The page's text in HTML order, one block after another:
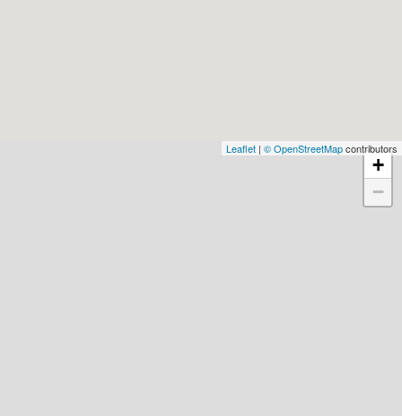
+
−
Leaflet | © OpenStreetMapcontributors